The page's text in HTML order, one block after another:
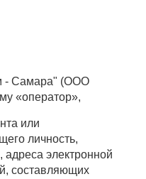
- Самара" (ООО
«оператор»,
или
личность,
электронной
составляющих